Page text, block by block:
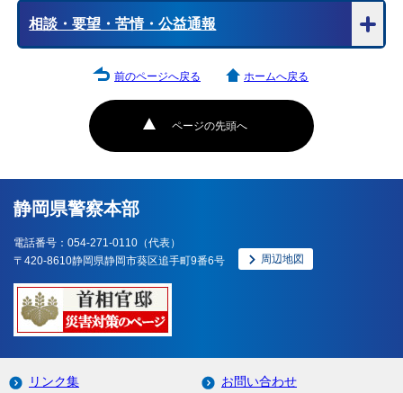
相談・要望・苦情・公益通報
ページの先頭へ
前のページへ戻る ホームへ戻る
静岡県警察本部
電話番号：054-271-0110（代表）
〒420-8610静岡県静岡市葵区追手町9番6号
周辺地図
リンク集 お問い合わせ